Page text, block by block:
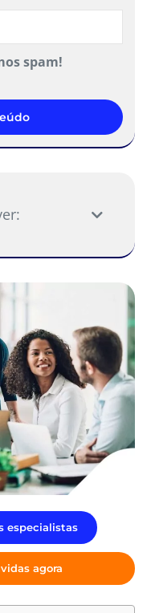
spam!
especialistas
agora